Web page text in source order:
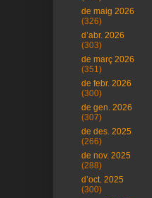
de maig 2026
(326)
d’abr. 2026
(303)
de març 2026
(351)
de febr. 2026
(300)
de gen. 2026
(307)
de des. 2025
(266)
de nov. 2025
(288)
d’oct. 2025
(300)